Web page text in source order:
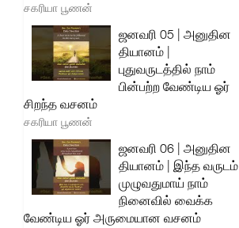
சகரியா பூணன்
ஜனவரி 05 | அனுதின
தியானம் |
புதுவருடத்தில் நாம்
பின்பற்ற வேண்டிய ஓர்
சிறந்த வசனம்
சகரியா பூணன்
ஜனவரி 06 | அனுதின
தியானம் | இந்த வருடம்
முழுவதுமாய் நாம்
நினைவில் வைக்க
வேண்டிய ஓர் அருமையான வசனம்